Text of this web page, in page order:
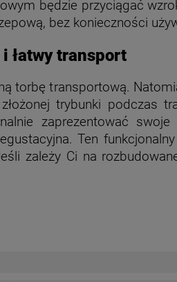
będzie przyciągać
bez konieczności
łatwy transport
torbę transportową.
trybunki podczas
zaprezentować
Ten
zależy Ci na